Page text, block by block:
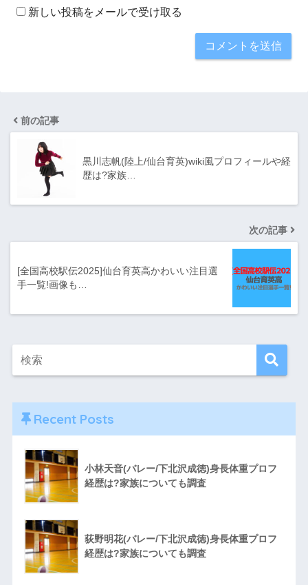
新しい投稿をメールで受け取る
前の記事
黒川志帆(陸上/仙台育英)wiki風プロフィールや経
歴は?家族…
次の記事
[全国高校駅伝2025]仙台育英高かわいい注目選
手一覧!画像も…
Recent Posts
小林天音(バレー/下北沢成徳)身長体重プロフ
経歴は?家族についても調査
荻野明花(バレー/下北沢成徳)身長体重プロフ
経歴は?家族についても調査